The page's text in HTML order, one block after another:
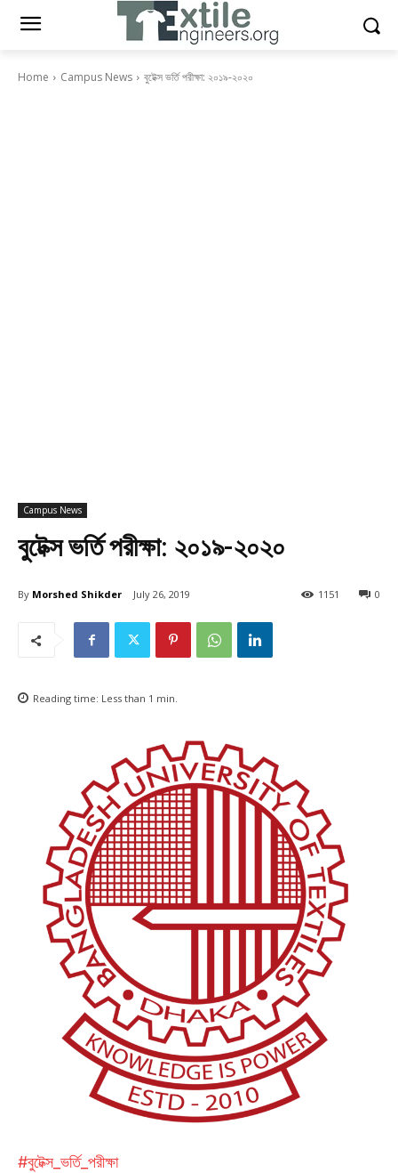
Home Campus News বুটেক্স ভর্তি পরীক্ষা: ২০১৯-২০২০
Campus News
বুটেক্স ভর্তি পরীক্ষা: ২০১৯-২০২০
By Morshed Shikder July 26, 2019 0
1151
Reading time: Less than 1 min.
#বুটেক্স_ভর্তি_পরীক্ষা